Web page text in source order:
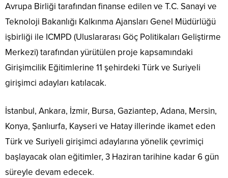
Avrupa Birliği tarafından finanse edilen ve T.C. Sanayi ve
Teknoloji Bakanlığı Kalkınma Ajansları Genel Müdürlüğü
işbirliği ile ICMPD (Uluslararası Göç Politikaları Geliştirme
Merkezi) tarafından yürütülen proje kapsamındaki
Girişimcilik Eğitimlerine 11 şehirdeki Türk ve Suriyeli
girişimci adayları katılacak.
İstanbul, Ankara, İzmir, Bursa, Gaziantep, Adana, Mersin,
Konya, Şanlıurfa, Kayseri ve Hatay illerinde ikamet eden
Türk ve Suriyeli girişimci adaylarına yönelik çevrimiçi
başlayacak olan eğitimler, 3 Haziran tarihine kadar 6 gün
süreyle devam edecek.